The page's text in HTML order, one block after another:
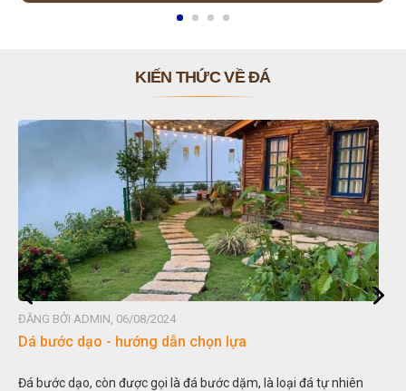
KIẾN THỨC VỀ ĐÁ
ĐĂNG BỞI ADMIN, 06/08/2024
Dá bước dạo - hướng dẫn chọn lựa
Đá bước dạo, còn được gọi là đá bước dặm, là loại đá tự nhiên